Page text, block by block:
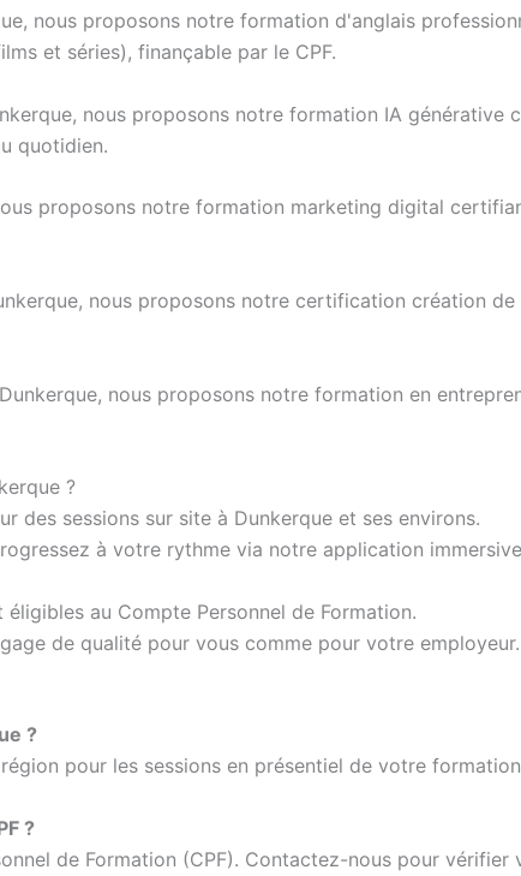
nous proposons notre formation d'anglais
et séries), finançable par le CPF.
nous proposons notre formation IA générative
quotidien.
proposons notre formation marketing digital
nous proposons notre certification création de
nous proposons notre formation en
?
des sessions sur site à Dunkerque et ses environs.
à votre rythme via notre application
au Compte Personnel de Formation.
de qualité pour vous comme pour votre employeur.
?
pour les sessions en présentiel de votre
?
de Formation (CPF). Contactez-nous pour